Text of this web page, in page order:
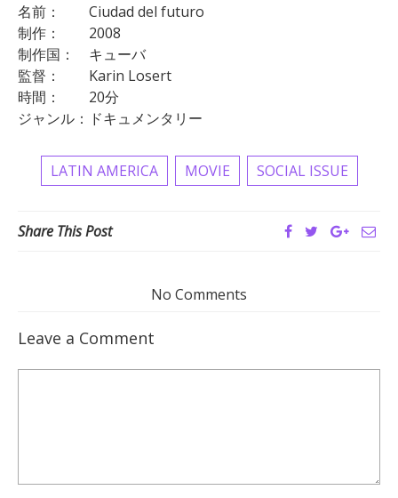
名前： Ciudad del futuro
制作： 2008
制作国： キューバ
監督： Karin Losert
時間： 20分
ジャンル：ドキュメンタリー
LATIN AMERICA MOVIE SOCIAL ISSUE
Share This Post
No Comments
Leave a Comment